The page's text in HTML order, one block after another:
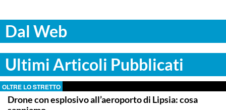
Dal Web
Ultimi Articoli Pubblicati
OLTRE LO STRETTO
Drone con esplosivo all’aeroporto di Lipsia: cosa